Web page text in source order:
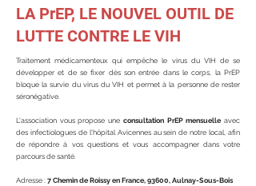
LA PrEP, LE NOUVEL OUTIL DE
LUTTE CONTRE LE VIH
Traitement médicamenteux qui empêche le virus du VIH de se
développer et de se fixer dès son entrée dans le corps, la PrEP
bloque la survie du virus du VIH et permet à la personne de rester
séronégative.
L'association vous propose une consultation PrEP mensuelleavec
des infectiologues de l'hôpital Avicennes au sein de notre local, afin
de répondre à vos questions et vous accompagner dans votre
parcours de santé.
Adresse : 7 Chemin de Roissy en France, 93600, Aulnay-Sous-Bois